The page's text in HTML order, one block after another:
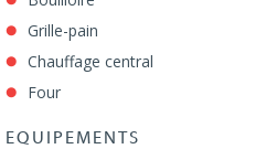
Grille-pain
Chauffage central
Four
EQUIPEMENTS